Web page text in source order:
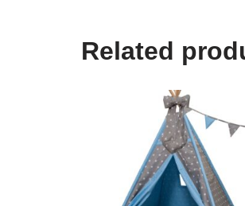
Related